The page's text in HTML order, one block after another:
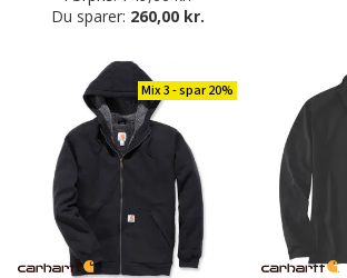
Du sparer: 260,00 kr.
Mix 3 - spar 20%